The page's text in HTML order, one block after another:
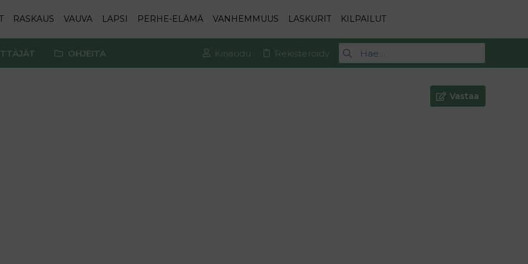
RASKAUS VAUVA LAPSI PERHE-ELÄMÄ VANHEMMUUS LASKURIT KILPAILUT
OHJEITA Kirjaudu Rekisteröidy
Vastaa